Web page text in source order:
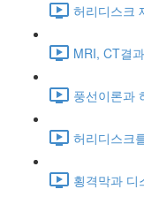
허리디스크
MRI, CT결
풍선이론과
허리디스크
횡격막과 디